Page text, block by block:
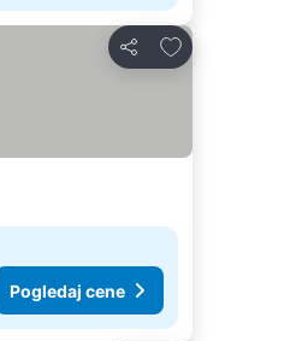
Deli
Dodati u favorite
Pogledaj cene